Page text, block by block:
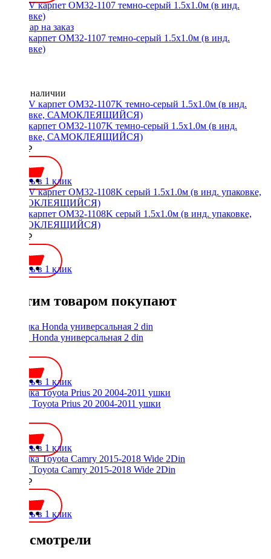
ACV карпет OM32-1107 темно-серый 1.5х1.0м (в инд.
упаковке)
Нет в наличии
ACV карпет OM32-1107K темно-серый 1.5х1.0м (в инд.
упаковке, САМОКЛЕЯЩИЙСЯ)
1300 ₽
Купить в 1 клик
ACV карпет OM32-1108K серый 1.5х1.0м (в инд. упаковке,
САМОКЛЕЯЩИЙСЯ)
1300 ₽
Купить в 1 клик
С этим товаром покупают
Рамка Honda универсальная 2 din
Купить в 1 клик
Рамка Toyota Prius 20 2004-2011 ушки
Купить в 1 клик
Рамка Toyota Camry 2015-2018 Wide 2Din
1600 ₽
Купить в 1 клик
Вы смотрели